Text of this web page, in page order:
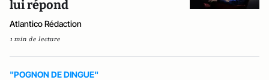
lui répond
Atlantico Rédaction
1 min de lecture
"POGNON DE DINGUE"